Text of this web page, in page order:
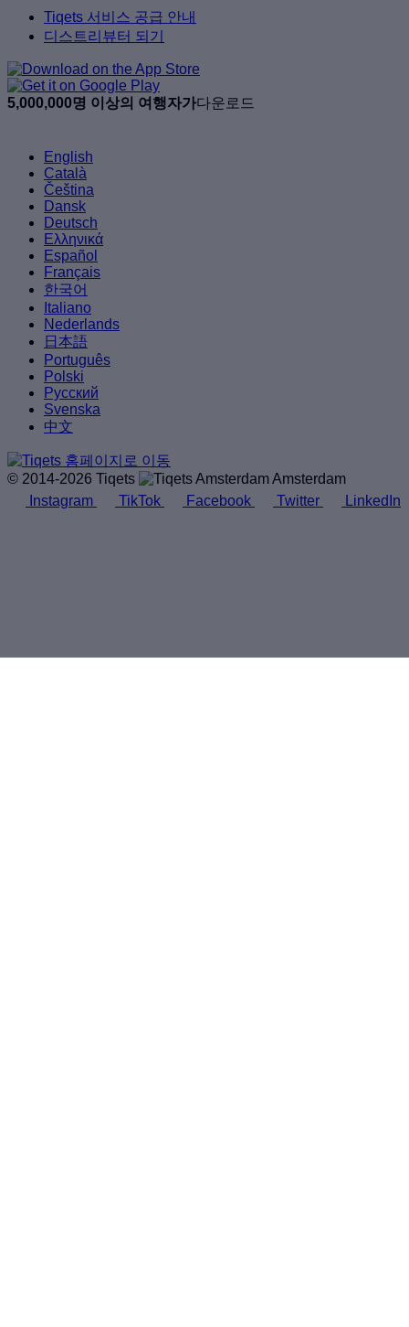
Tiqets 서비스 공급 안내
디스트리뷰터 되기
5,000,000명 이상의 여행자가다운로드
English
Català
Čeština
Dansk
Deutsch
Ελληνικά
Español
Français
한국어
Italiano
Nederlands
日本語
Português
Polski
Русский
Svenska
中文
© 2014-2026 Tiqets
Amsterdam
Instagram
TikTok Facebook Twitter LinkedIn